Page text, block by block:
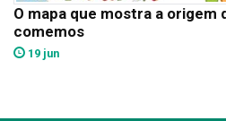
O mapa que mostra a origem
comemos
19 jun